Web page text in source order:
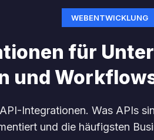
WEBENTWICKLUNG
für
und
Integrationen. Was APIs
und die häufigsten